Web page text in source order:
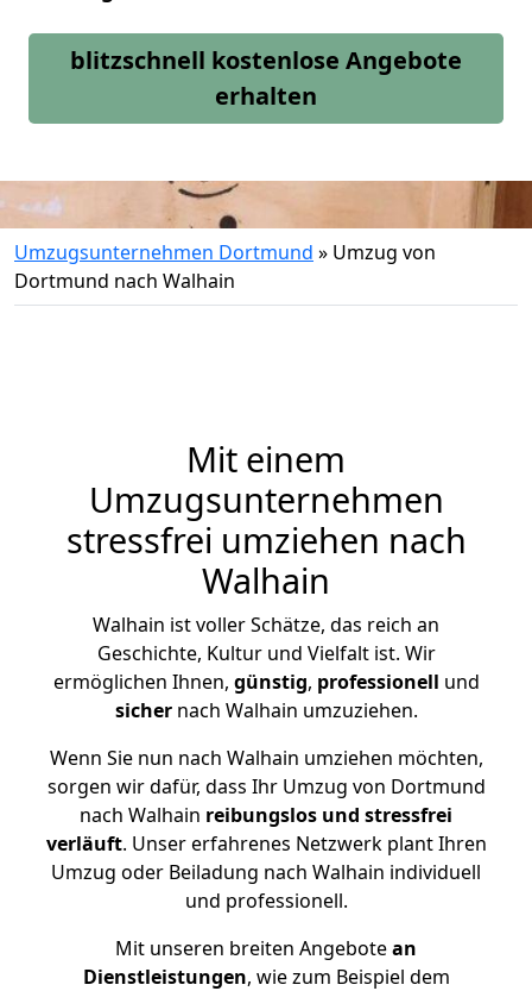
blitzschnell kostenlose Angebote
erhalten
Umzugsunternehmen Dortmund » Umzug von
Dortmund nach Walhain
Mit einem
Umzugsunternehmen
stressfrei umziehen nach
Walhain
Walhain ist voller Schätze, das reich an
Geschichte, Kultur und Vielfalt ist. Wir
ermöglichen Ihnen, günstig, professionell und
sichernach Walhain umzuziehen.
Wenn Sie nun nach Walhain umziehen möchten,
sorgen wir dafür, dass Ihr Umzug von Dortmund
nach Walhain reibungslos und stressfrei
verläuft. Unser erfahrenes Netzwerk plant Ihren
Umzug oder Beiladung nach Walhain individuell
und professionell.
Mit unseren breiten Angebotean
Dienstleistungen, wie zum Beispiel dem